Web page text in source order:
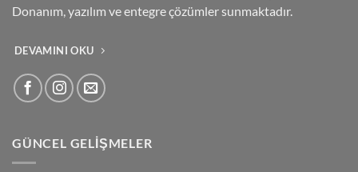
Donanım, yazılım ve entegre çözümler sunmaktadır.
DEVAMINI OKU
GÜNCEL GELIŞMELER